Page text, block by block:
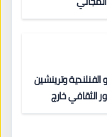
الأوروبية 2026: أولو الفنلندية وترينشين
الثقافي خارج